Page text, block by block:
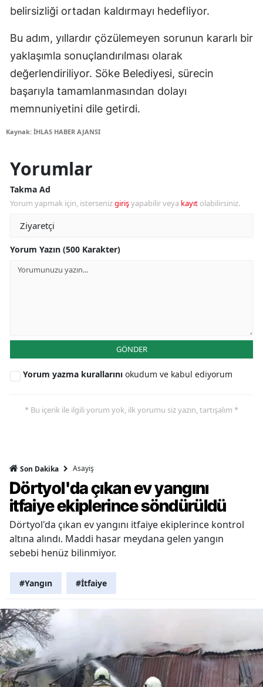
belirsizliği ortadan kaldırmayı hedefliyor.
Bu adım, yıllardır çözülemeyen sorunun kararlı bir
yaklaşımla sonuçlandırılması olarak
değerlendiriliyor. Söke Belediyesi, sürecin
başarıyla tamamlanmasından dolayı
memnuniyetini dile getirdi.
Kaynak: İHLAS HABER AJANSI
Yorumlar
Takma Ad
Yorum yapmak için, istersenizgirişyapabilir veya kayıt olabilirsiniz.
Yorum Yazın (500 Karakter)
GÖNDER
Yorum yazma kurallarını okudum ve kabul ediyorum
* Bu içerik ile ilgili yorum yok, ilk yorumu siz yazın, tartışalım *
Son Dakika Asayiş
Dörtyol'da çıkan ev yangını
itfaiye ekiplerince söndürüldü
Dörtyol'da çıkan ev yangını itfaiye ekiplerince kontrol
altına alındı. Maddi hasar meydana gelen yangın
sebebi henüz bilinmiyor.
#Yangın #İtfaiye